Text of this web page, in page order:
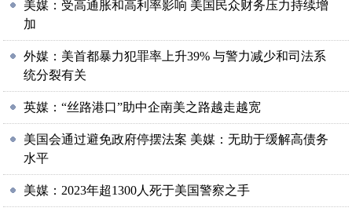
美媒：受高通胀和高利率影响 美国民众财务压力持续增
加
外媒：美首都暴力犯罪率上升39% 与警力减少和司法系
统分裂有关
英媒：“丝路港口”助中企南美之路越走越宽
美国会通过避免政府停摆法案 美媒：无助于缓解高债务
水平
美媒：2023年超1300人死于美国警察之手